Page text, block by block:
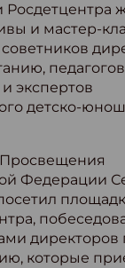
Росдетцентра
и мастер-
экспертов
детско-
Федерации
директоров
которые